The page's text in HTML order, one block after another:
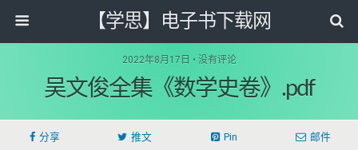
【学思】电子书下载网
2022年8月17日 • 没有评论
吴文俊全集《数学史卷》.pdf
分享 推文 Pin 邮件